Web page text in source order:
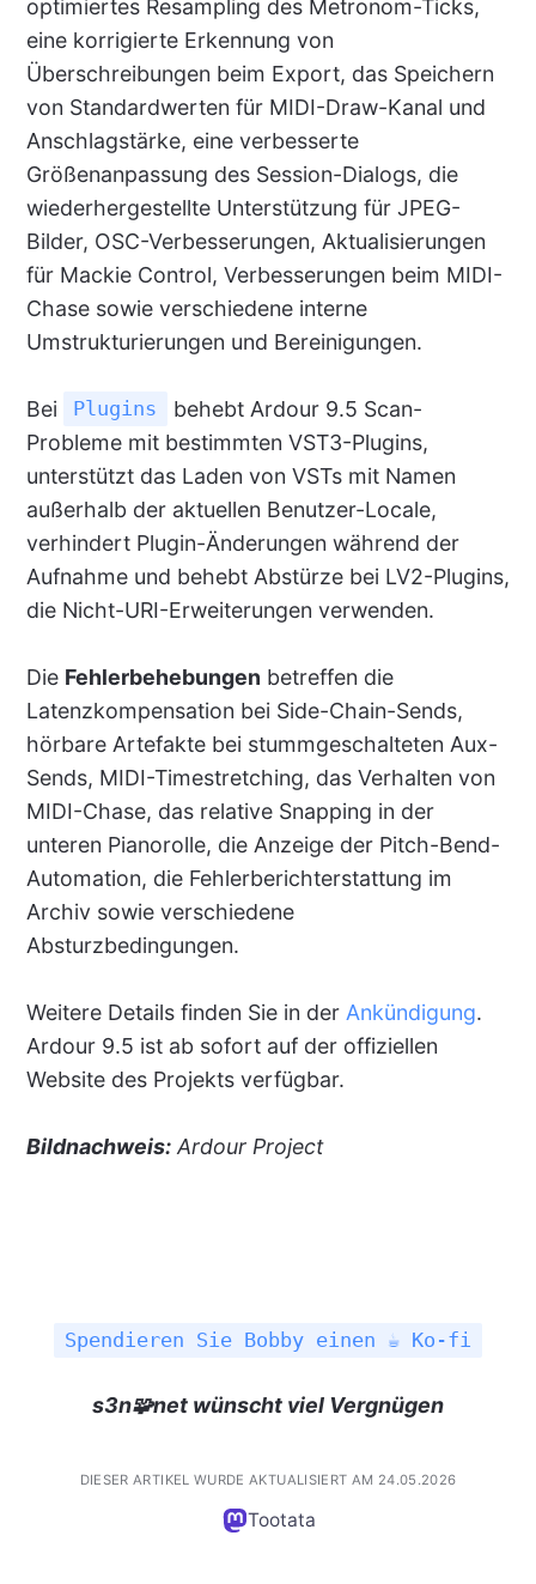
optimiertes Resampling des Metronom-Ticks,
eine korrigierte Erkennung von
Überschreibungen beim Export, das Speichern
von Standardwerten für MIDI-Draw-Kanal und
Anschlagstärke, eine verbesserte
Größenanpassung des Session-Dialogs, die
wiederhergestellte Unterstützung für JPEG-
Bilder, OSC-Verbesserungen, Aktualisierungen
für Mackie Control, Verbesserungen beim MIDI-
Chase sowie verschiedene interne
Umstrukturierungen und Bereinigungen.
Bei Plugins
behebt Ardour 9.5 Scan-
Probleme mit bestimmten VST3-Plugins,
unterstützt das Laden von VSTs mit Namen
außerhalb der aktuellen Benutzer-Locale,
verhindert Plugin-Änderungen während der
Aufnahme und behebt Abstürze bei LV2-Plugins,
die Nicht-URI-Erweiterungen verwenden.
Die Fehlerbehebungen betreffen die
Latenzkompensation bei Side-Chain-Sends,
hörbare Artefakte bei stummgeschalteten Aux-
Sends, MIDI-Timestretching, das Verhalten von
MIDI-Chase, das relative Snapping in der
unteren Pianorolle, die Anzeige der Pitch-Bend-
Automation, die Fehlerberichterstattung im
Archiv sowie verschiedene
Absturzbedingungen.
Weitere Details finden Sie in der Ankündigung.
Ardour 9.5 ist ab sofort auf der offiziellen
Website des Projekts verfügbar.
Bildnachweis:Ardour Project
Spendieren Sie Bobby einen ☕ Ko-fi
s3n🧩net wünscht viel Vergnügen
DIESER ARTIKEL WURDE AKTUALISIERT AM 24.05.2026
Tootata